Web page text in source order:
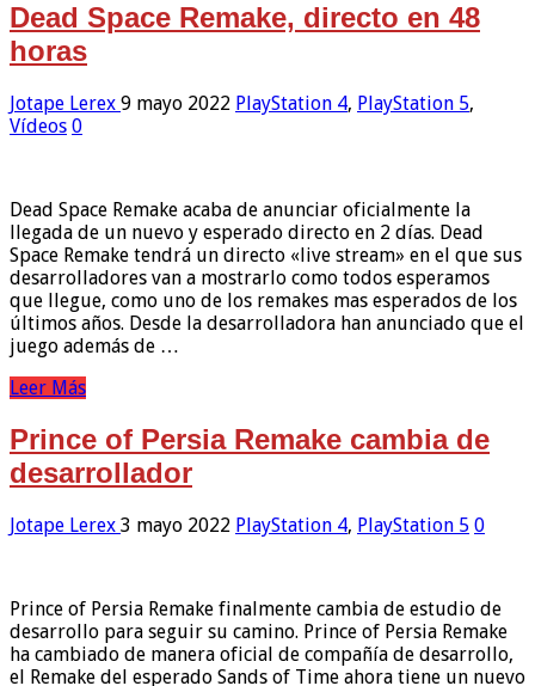
Dead Space Remake, directo en 48
horas
Jotape Lerex 9 mayo 2022 PlayStation 4, PlayStation 5,
Vídeos 0
Dead Space Remake acaba de anunciar oficialmente la
llegada de un nuevo y esperado directo en 2 días. Dead
Space Remake tendrá un directo «live stream» en el que sus
desarrolladores van a mostrarlo como todos esperamos
que llegue, como uno de los remakes mas esperados de los
últimos años. Desde la desarrolladora han anunciado que el
juego además de …
Leer Más
Prince of Persia Remake cambia de
desarrollador
Jotape Lerex 3 mayo 2022 PlayStation 4, PlayStation 5 0
Prince of Persia Remake finalmente cambia de estudio de
desarrollo para seguir su camino. Prince of Persia Remake
ha cambiado de manera oficial de compañía de desarrollo,
el Remake del esperado Sands of Time ahora tiene un nuevo